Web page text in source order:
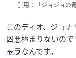
引用：「ジョジョの
このディオ、ジョナ
凶悪極まりないの
ャラなんです。